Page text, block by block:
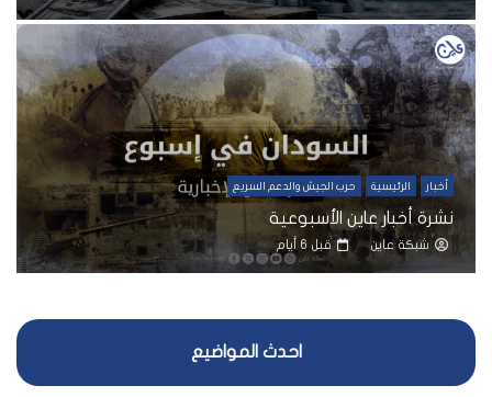
أخبار الرئيسية حرب الجيش والدعم السريع
نشرة أخبار عاين الأسبوعية
شبكة عاين قبل 6 أيام
احدث المواضيع